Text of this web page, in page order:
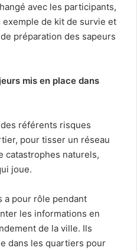
avec les participants,
de kit de survie et
préparation des sapeurs
mis en place dans
référents risques
pour tisser un réseau
catastrophes naturels,
joue.
a pour rôle pendant
les informations en
de la ville. Ils
dans les quartiers pour